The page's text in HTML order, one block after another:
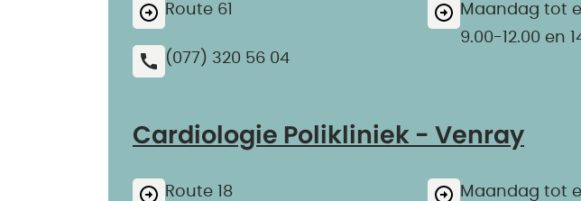
Route 61
(077) 320 56 04
Maandag tot
9.00-12.00 en
Cardiologie Polikliniek - Venray
Route 18
Maandag tot